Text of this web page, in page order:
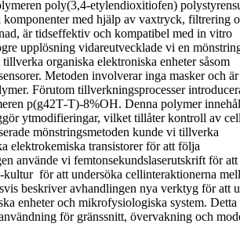
poly(3,4-etylendioxitiofen)
med hjälp av vaxtryck, filtrering
är tidseffektiv och kompatibel med in vitro
upplösning vidareutvecklade vi en
organiska elektroniska enheter såsom
Metoden involverar inga masker och
Förutom tillverkningsprocesser
p(g42T‑T)‑8%OH. Denna polymer
ytmodifieringar, vilket tillåter kontroll av
mönstringsmetoden kunde vi tillverka
elektrokemiska transistorer för att följa
använde vi femtonsekundslaserutskrift för
för att undersöka cellinteraktionerna
beskriver avhandlingen nya verktyg för att
enheter och mikrofysiologiska system. Detta
för gränssnitt, övervakning och